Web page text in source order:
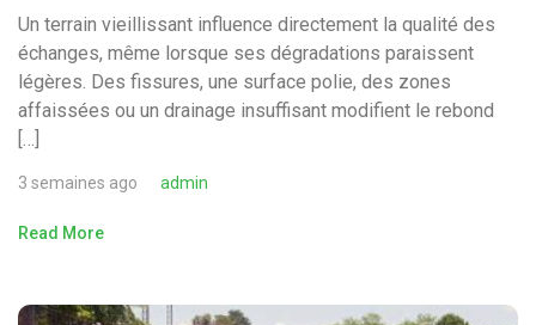
Un terrain vieillissant influence directement la qualité des
échanges, même lorsque ses dégradations paraissent
légères. Des fissures, une surface polie, des zones
affaissées ou un drainage insuffisant modifient le rebond
[…]
3 semaines ago admin
Read More